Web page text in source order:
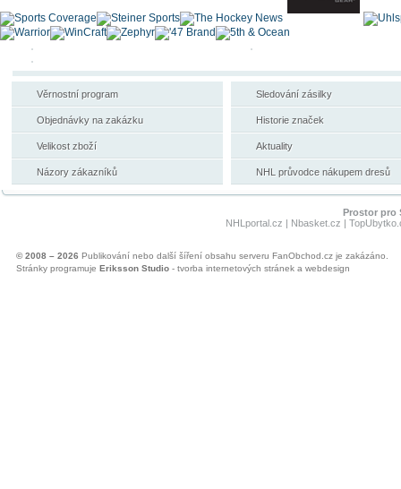
Věrnostní program
Objednávky na zakázku
Velikost zboží
Názory zákazníků
Sledování zásilky
Historie značek
Aktuality
NHL průvodce nákupem dresů
Prostor pro
NHLportal.cz | Nbasket.cz |
© 2008 – 2026 Publikování nebo další šíření obsahu serveru FanObchod.cz je zakázáno.
Stránky programuje Eriksson Studio - tvorba internetových stránek a webdesign